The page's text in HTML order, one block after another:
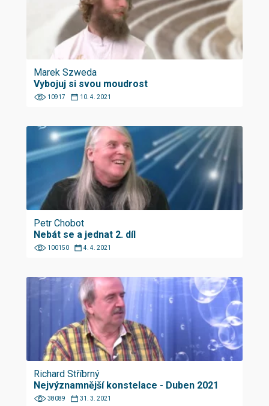
Marek Szweda
Vybojuj si svou moudrost
10917 10. 4. 2021
Petr Chobot
Nebát se a jednat 2. díl
100150 4. 4. 2021
Richard Stříbrný
Nejvýznamnější konstelace - Duben 2021
38089 31. 3. 2021